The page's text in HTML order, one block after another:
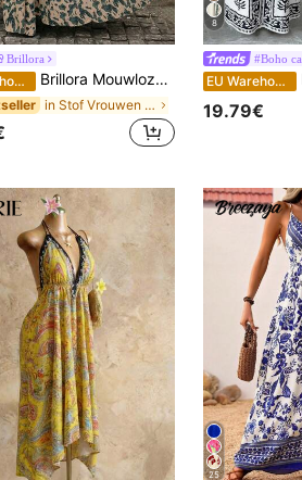
Brillora
EU Warehouse Brillora Mouwloze jurk met V-hals en all-over print voor dames, perfect voor de zomervakantie.
in Stof Vrouwen Maxi Jurken
8
#Boho
EU Warehouse
19.79€
25